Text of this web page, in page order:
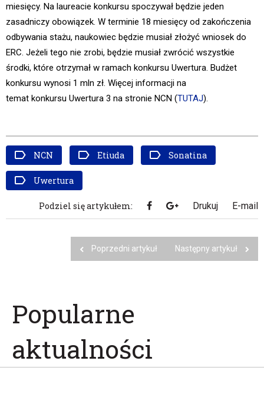
miesięcy. Na laureacie konkursu spoczywał będzie jeden
zasadniczy obowiązek. W terminie 18 miesięcy od zakończenia
odbywania stażu, naukowiec będzie musiał złożyć wniosek do
ERC. Jeżeli tego nie zrobi, będzie musiał zwrócić wszystkie
środki, które otrzymał w ramach konkursu Uwertura. Budżet
konkursu wynosi 1 mln zł. Więcej informacji na
temat konkursu Uwertura 3 na stronie NCN (TUTAJ).
NCN Etiuda Sonatina
Uwertura
Podziel się artykułem: Drukuj E-mail
Poprzedni artykuł Następny artykuł
Popularne
aktualności